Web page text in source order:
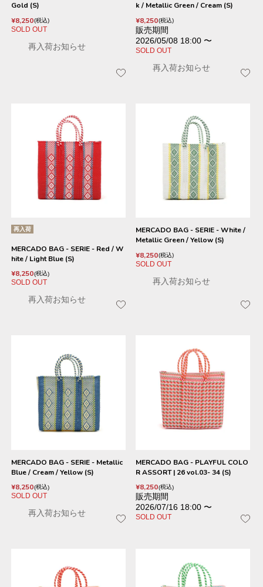
Gold (S)
¥8,250 税込
SOLD OUT
再入荷お知らせ
k / Metallic Green / Cream (S)
¥8,250 税込
販売期間
2026/05/08 18:00 〜
SOLD OUT
再入荷お知らせ
再入荷
MERCADO BAG - SERIE - Red / W
hite / Light Blue (S)
¥8,250 税込
SOLD OUT
再入荷お知らせ
MERCADO BAG - SERIE - White /
Metallic Green / Yellow (S)
¥8,250 税込
SOLD OUT
再入荷お知らせ
MERCADO BAG - SERIE - Metallic
Blue / Cream / Yellow (S)
¥8,250 税込
SOLD OUT
再入荷お知らせ
MERCADO BAG - PLAYFUL COLO
R ASSORT | 26 vol.03- 34 (S)
¥8,250 税込
販売期間
2026/07/16 18:00 〜
SOLD OUT